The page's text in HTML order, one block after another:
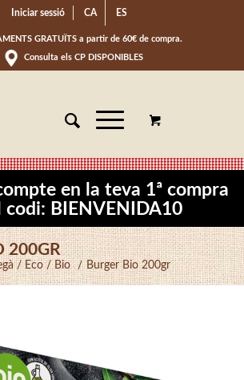
Iniciar sessió CA ES
GRATUÏTS a partir de 60€ de compra.
Consulta els CP DISPONIBLES
en la teva 1ª compra
codi: BIENVENIDA10
200GR
/ Eco / Bio / Burger Bio 200gr